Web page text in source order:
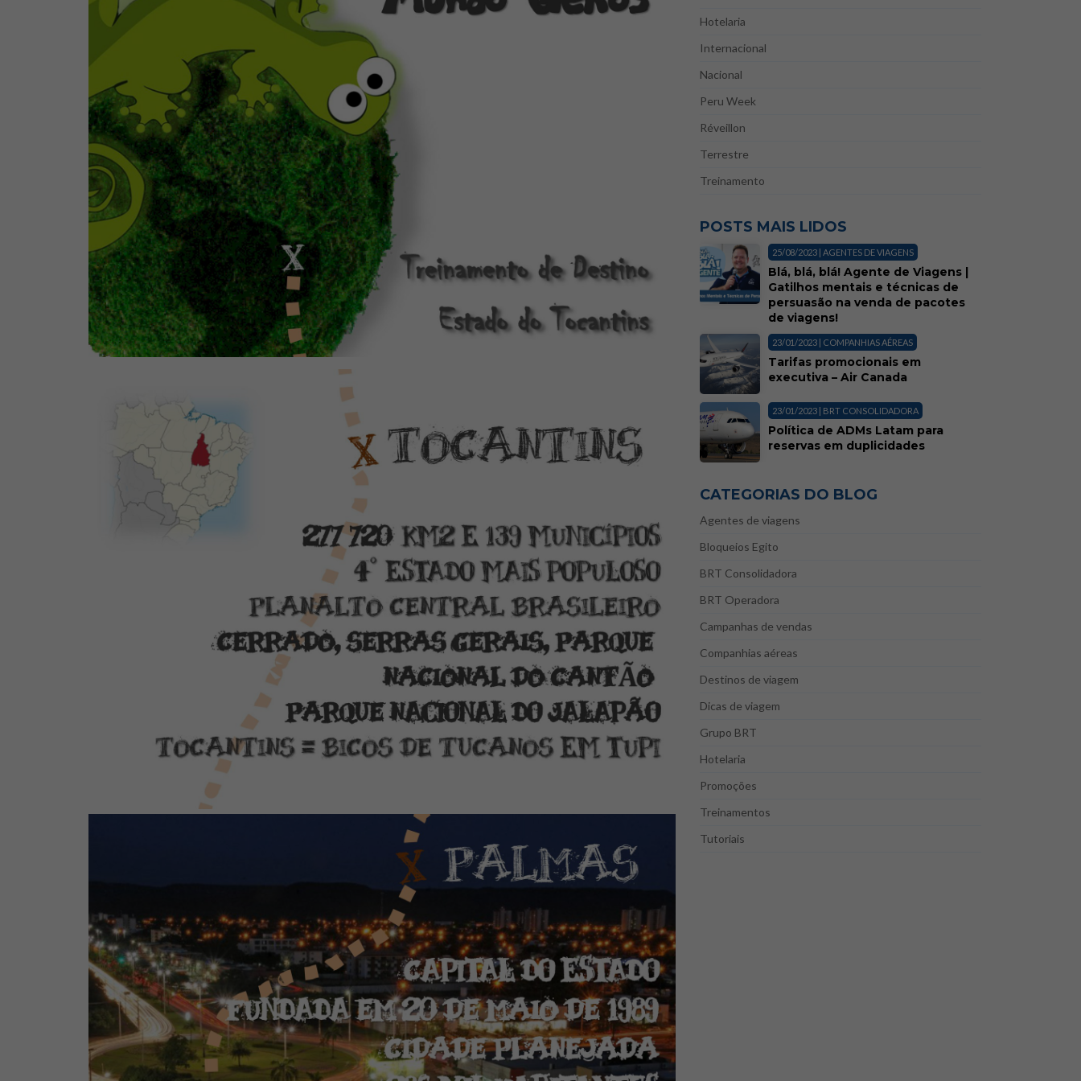
Hotelaria
Internacional
Nacional
Peru Week
Réveillon
Terrestre
Treinamento
POSTS MAIS LIDOS
25/08/2023 | AGENTES DE VIAGENS
Blá, blá, blá! Agente de Viagens |
Gatilhos mentais e técnicas de
persuasão na venda de pacotes
de viagens!
23/01/2023 | COMPANHIAS AÉREAS
Tarifas promocionais em
executiva – Air Canada
23/01/2023 | BRT CONSOLIDADORA
Política de ADMs Latam para
reservas em duplicidades
CATEGORIAS DO BLOG
Agentes de viagens
Bloqueios Egito
BRT Consolidadora
BRT Operadora
Campanhas de vendas
Companhias aéreas
Destinos de viagem
Dicas de viagem
Grupo BRT
Hotelaria
Promoções
Treinamentos
Tutoriais